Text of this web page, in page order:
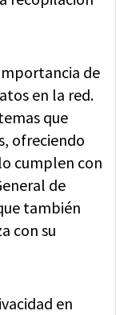
de
en la red.
que
ofreciendo
cumplen con
de
también
con su
en